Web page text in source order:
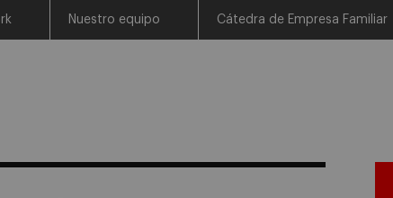
Nuestro equipo Cátedra de Empresa Familiar